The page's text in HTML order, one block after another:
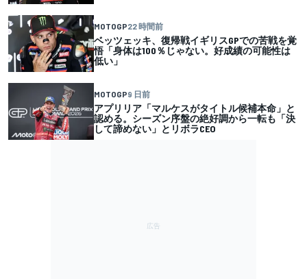
MOTOGP22 時間前
ベッツェッキ、復帰戦イギリスGPでの苦戦を覚
悟「身体は100％じゃない。好成績の可能性は
低い」
MOTOGP9 日前
アプリリア「マルケスがタイトル候補本命」と
認める。シーズン序盤の絶好調から一転も「決
して諦めない」とリボラCEO